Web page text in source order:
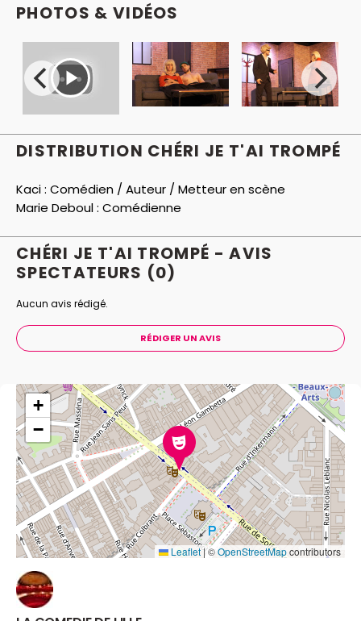
PHOTOS & VIDÉOS
DISTRIBUTION CHÉRI JE T'AI TROMPÉ
Kaci : Comédien / Auteur / Metteur en scène
Marie Deboul : Comédienne
CHÉRI JE T'AI TROMPÉ - AVIS
SPECTATEURS (0)
Aucun avis rédigé.
RÉDIGER UN AVIS
+
−
Leaflet|©OpenStreetMapcontributors